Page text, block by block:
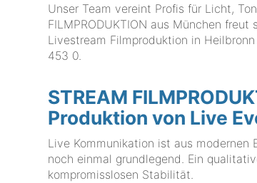
Unser Team vereint Profis für Licht,
FILMPRODUKTION aus München
Livestream Filmproduktion in
453 0
STREAM
Produktion von Live
Live Kommunikation ist aus
noch einmal grundlegend. Ein
kompromisslosen Stabilität.